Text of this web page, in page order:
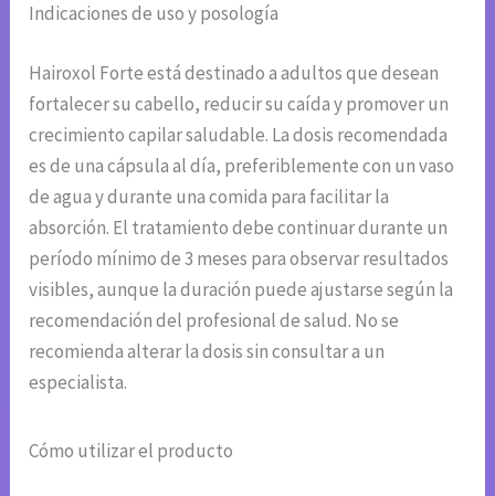
Indicaciones de uso y posología
Hairoxol Forte está destinado a adultos que desean
fortalecer su cabello, reducir su caída y promover un
crecimiento capilar saludable. La dosis recomendada
es de una cápsula al día, preferiblemente con un vaso
de agua y durante una comida para facilitar la
absorción. El tratamiento debe continuar durante un
período mínimo de 3 meses para observar resultados
visibles, aunque la duración puede ajustarse según la
recomendación del profesional de salud. No se
recomienda alterar la dosis sin consultar a un
especialista.
Cómo utilizar el producto